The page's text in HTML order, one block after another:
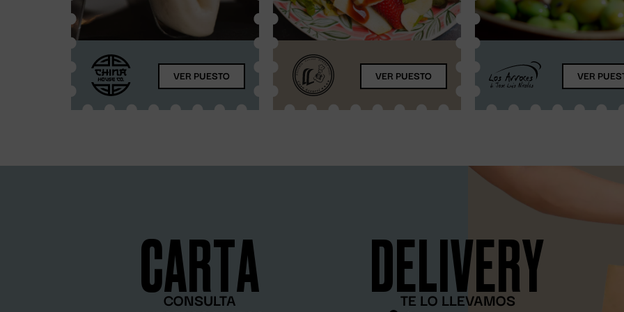
VER PUESTO VER PUESTO VER
CARTA
CONSULTA DELIVERY
TE LO LLEVAMOS